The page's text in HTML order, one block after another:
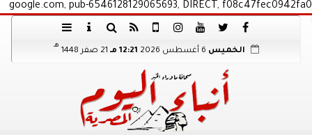
google.com, pub-6546128129065693, DIRECT, f08c47fec0942fa0
الخميس 12:21 مـ 21 صفر 1448
هـ